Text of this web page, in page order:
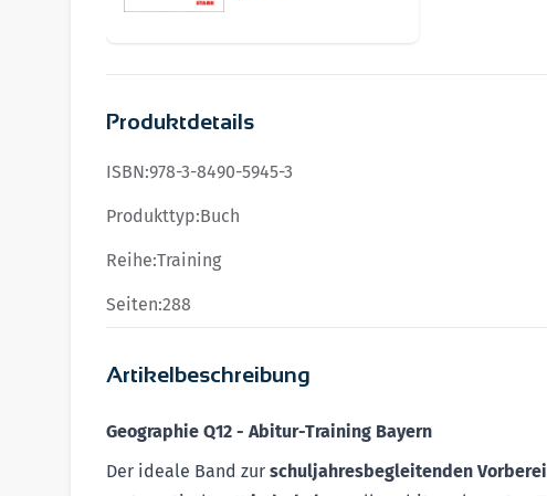
Artikelbeschreibung
Geographie Q12 - Abitur-Training Bayern
Der ideale Band zur schuljahresbegleitenden
Produktdetails
ISBN:978-3-8490-5945-3
Produkttyp:Buch
Reihe:Training
Seiten:288